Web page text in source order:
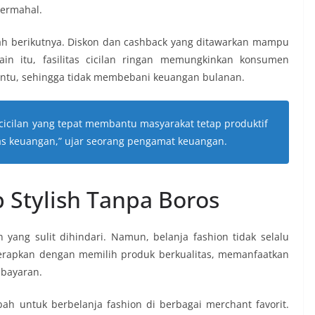
berikutnya. Diskon dan cashback yang ditawarkan mampu
itu, fasilitas cicilan ringan memungkinkan konsumen
sehingga tidak membebani keuangan bulanan.
yang tepat membantu masyarakat tetap produktif
ujar seorang pengamat keuangan.
Tanpa Boros
yang sulit dihindari. Namun, belanja fashion tidak selalu
dengan memilih produk berkualitas, memanfaatkan
untuk berbelanja fashion di berbagai merchant favorit.